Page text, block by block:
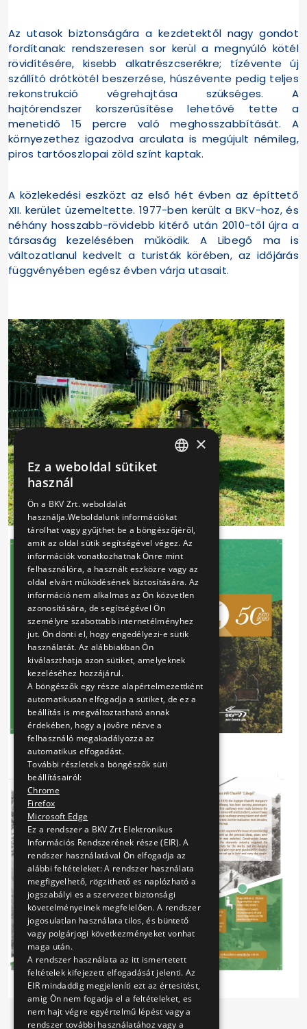
Az utasok biztonságára a kezdetektől nagy gondot
fordítanak: rendszeresen sor kerül a megnyúló kötél
rövidítésére, kisebb alkatrészcserékre; tízévente új
szállító drótkötél beszerzése, húszévente pedig teljes
rekonstrukció végrehajtása szükséges. A
hajtórendszer korszerűsítése lehetővé tette a
menetidő 15 percre való meghosszabbítását. A
környezethez igazodva arculata is megújult némileg,
piros tartóoszlopai zöld színt kaptak.
A közlekedési eszközt az első hét évben az építtető
XII. kerület üzemeltette. 1977-ben került a BKV-hoz, és
néhány hosszabb-rövidebb kitérő után 2010-től újra a
társaság kezelésében működik. A Libegő ma is
változatlanul kedvelt a turisták körében, az időjárás
függvényében egész évben várja utasait.
×
Ez a weboldal sütiket
használ
Ön a BKV Zrt. weboldalát
használja.Weboldalunk információkat
tárolhat vagy gyűjthet be a böngészőjéről,
amit az oldal sütik segítségével végez. Az
információk vonatkozhatnak Önre mint
felhasználóra, a használt eszközre vagy az
oldal elvárt működésének biztosítására. Az
információ nem alkalmas az Ön közvetlen
azonosítására, de segítségével Ön
személyre szabottabb internetélményhez
jut. Ön dönti el, hogy engedélyezi-e sütik
használatát. Az alábbiakban Ön
kiválaszthatja azon sütiket, amelyeknek
kezeléséhez hozzájárul.
A böngészők egy része alapértelmezettként
automatikusan elfogadja a sütiket, de ez a
beállítás is megváltoztatható annak
érdekében, hogy a jövőre nézve a
felhasználó megakadályozza az
automatikus elfogadást.
További részletek a böngészők süti
beállításairól:
Chrome
Firefox
Microsoft Edge
Ez a rendszer a BKV Zrt Elektronikus
Információs Rendszerének része (EIR). A
rendszer használatával Ön elfogadja az
alábbi feltételeket: A rendszer használata
megfigyelhető, rögzithető es naplózható a
jogszabályi es a szervezet biztonsági
követelményeinek megfelelően. A rendszer
jogosulatlan használata tilos, és büntető
vagy polgárjogi következményeket vonhat
maga után.
A rendszer használata az itt ismertetett
feltételek kifejezett elfogadását jelenti. Az
EIR mindaddig megjeleníti ezt az értesitést,
amig Ön nem fogadja el a feltételeket, es
nem hajt végre egyértelmű lépést vagy a
rendszer további használatához vagy a